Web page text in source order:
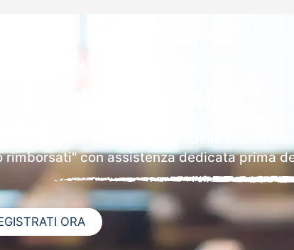
sulla tua MAD
riceverai via email i dettagli delle scuole
con assistenza dedicata prima
ORA